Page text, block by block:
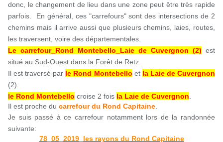
donc, le changement de lieu dans une zone peut être très rapide
parfois. En général, ces "carrefours" sont des intersections de 2
chemins mais il arrive aussi que plusieurs chemins, laies, routes,
les traversent, voire des départementales.
Le carrefour_Rond Montebello_Laie de Cuvergnon (2) est
situé au Sud-Ouest dans la Forêt de Retz.
Il est traversé par le Rond Montebello et la Laie de Cuvergnon
(2).
le Rond Montebello croise 2 fois la Laie de Cuvergnon
Il est proche du carrefour du Rond Capitaine
Je suis passé à ce carrefour notamment lors de la randonnée
suivante:
78_05_2019_les rayons du Rond Capitaine